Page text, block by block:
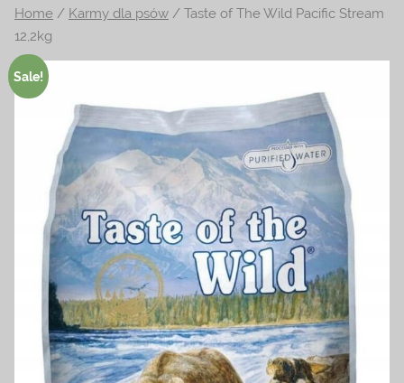
na
temat
terrarystyki
i
akwarystyki.
Zapraszamy!
Home / Karmy dla psów / Taste of The Wild Pacific Stream
12,2kg
Sale!